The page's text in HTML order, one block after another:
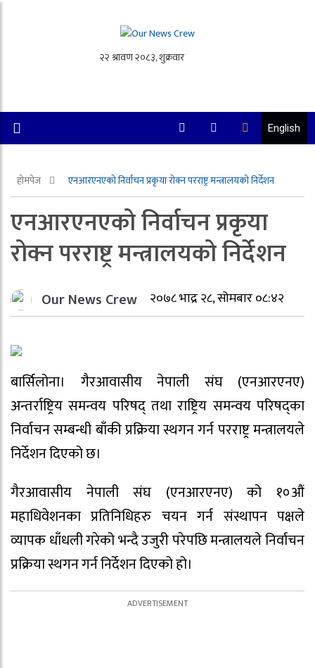
English
होमपेज एनआरएनएको निर्वाचन प्रकृया रोक्न परराष्ट्र मन्त्रालयको निर्देशन
एनआरएनएको निर्वाचन प्रकृया
रोक्न परराष्ट्र मन्त्रालयको निर्देशन
Our News Crew २०७८ भाद्र २८, सोमबार ०८:४२
बार्सिलोना। गैरआवासीय नेपाली संघ (एनआरएनए)
अन्तर्राष्ट्रिय समन्वय परिषद् तथा राष्ट्रिय समन्वय परिषद्का
निर्वाचन सम्बन्धी बाँकी प्रक्रिया स्थगन गर्न परराष्ट्र मन्त्रालयले
निर्देशन दिएको छ।
गैरआवासीय नेपाली संघ (एनआरएनए) को १०औं
महाधिवेशनका प्रतिनिधिहरु चयन गर्न संस्थापन पक्षले
व्यापक धाँधली गरेको भन्दै उजुरी परेपछि मन्त्रालयले निर्वाचन
प्रक्रिया स्थगन गर्न निर्देशन दिएको हो।